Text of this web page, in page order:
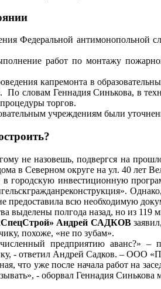
Федеральной антимонопольной
работ по монтажу
капремонта в
словам Геннадия Синькова, в
торгов.
учреждениям были
не назовешь, подвергся на
в Северном округе на ул. 40 лет
в городскую инвестиционную
предоставила всю необходимую
выделены полгода назад, но из
Андрей САДКОВ
похоже, «не по зубам».
предприятию аванс?» –
- ответил Андрей Садков. – ООО
что уже после начала работ на
- оборвал Геннадия Синькова